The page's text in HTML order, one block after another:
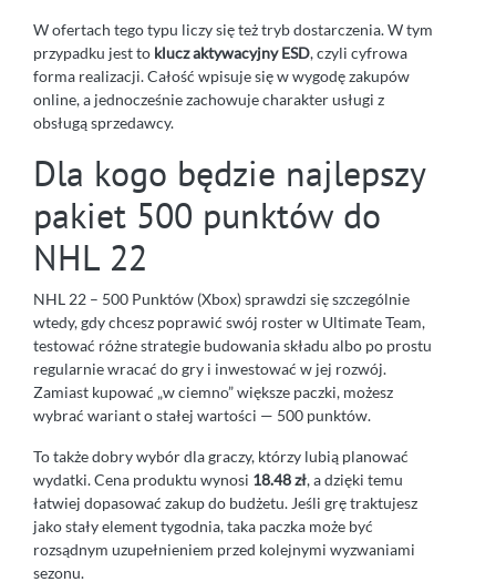
W ofertach tego typu liczy się też tryb dostarczenia. W tym
przypadku jest to klucz aktywacyjny ESD, czyli cyfrowa
forma realizacji. Całość wpisuje się w wygodę zakupów
online, a jednocześnie zachowuje charakter usługi z
obsługą sprzedawcy.
Dla kogo będzie najlepszy
pakiet 500 punktów do
NHL 22
NHL 22 – 500 Punktów (Xbox) sprawdzi się szczególnie
wtedy, gdy chcesz poprawić swój roster w Ultimate Team,
testować różne strategie budowania składu albo po prostu
regularnie wracać do gry i inwestować w jej rozwój.
Zamiast kupować „w ciemno” większe paczki, możesz
wybrać wariant o stałej wartości — 500 punktów.
To także dobry wybór dla graczy, którzy lubią planować
wydatki. Cena produktu wynosi 18.48 zł, a dzięki temu
łatwiej dopasować zakup do budżetu. Jeśli grę traktujesz
jako stały element tygodnia, taka paczka może być
rozsądnym uzupełnieniem przed kolejnymi wyzwaniami
sezonu.